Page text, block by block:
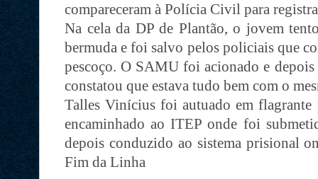
compareceram à Polícia Civil para
Na cela da DP de Plantão, o jovem
bermuda e foi salvo pelos policiais que
pescoço. O SAMU foi acionado e
constatou que estava tudo bem com o
Talles Vinícius foi autuado em
encaminhado ao ITEP onde foi
depois conduzido ao sistema prisional
Fim da Linha